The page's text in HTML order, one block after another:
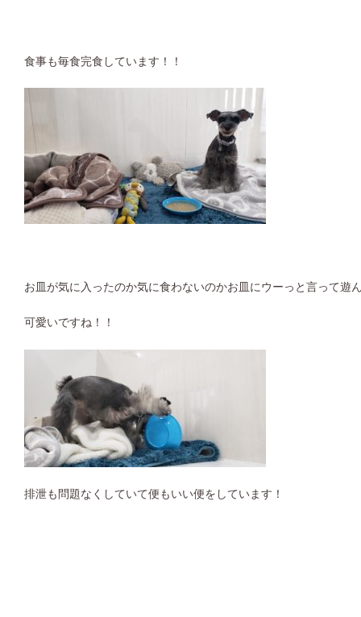
食事も毎食完食しています！！
お皿が気に入ったのか気に食わないのかお皿にウーっと言って遊
可愛いですね！！
排泄も問題なくしていて便もいい便をしています！